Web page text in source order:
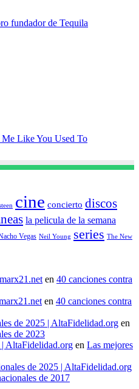
fundador de Tequila
Like You Used To
cine concierto discos
la pelicula de la semana
Vegas Neil Young series The New
en 40 canciones contra
en 40 canciones contra
de 2025 | AltaFidelidad.org en
de 2023
| AltaFidelidad.org en Las mejores
de 2025 | AltaFidelidad.org
de 2017